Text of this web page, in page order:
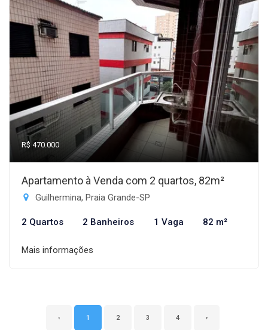
R$ 470.000
Apartamento à Venda com 2 quartos, 82m²
Guilhermina, Praia Grande-SP
2 Quartos 2 Banheiros 1 Vaga 82 m²
Mais informações
‹ 1 2 3 4 ›